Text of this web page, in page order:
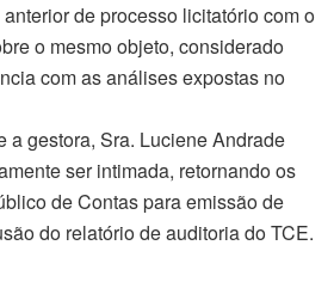
de processo licitatório com o
o mesmo objeto, considerado
com as análises expostas no
a gestora, Sra. Luciene Andrade
ser intimada, retornando os
de Contas para emissão de
do relatório de auditoria do TCE.